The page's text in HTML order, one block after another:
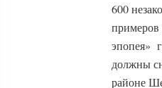
600
примеров
эпопея»
должны
районе